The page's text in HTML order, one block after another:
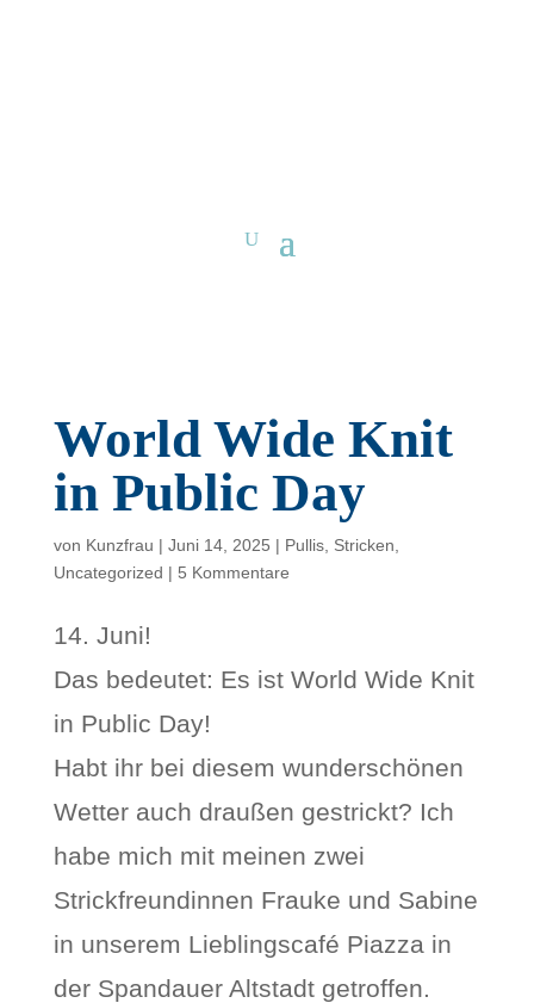
World Wide Knit
in Public Day
von Kunzfrau | Juni 14, 2025 | Pullis, Stricken
Uncategorized | 5 Kommentare
14. Juni!
Das bedeutet: Es ist World Wide Knit
in Public Day!
Habt ihr bei diesem wunderschönen
Wetter auch draußen gestrickt? Ich
habe mich mit meinen zwei
Strickfreundinnen Frauke und Sabine
in unserem Lieblingscafé Piazza in
der Spandauer Altstadt getroffen.